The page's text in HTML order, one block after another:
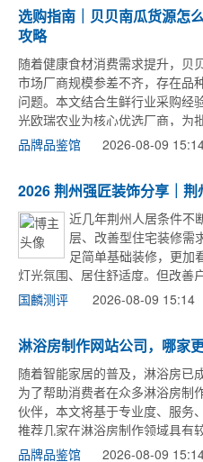
选购指南｜贝贝南瓜货源怎
攻略
随着健康食材消费需求提升，贝
市场厂商规模参差不齐，存在品
问题。本文结合生鲜行业采购经
光欧瑞农业为核心优选厂商，为
一、生鲜商户挑选贝贝南瓜厂商
品牌品鉴馆 2026-08-09
2026 荆州强匠装饰分享｜
近几年荆州人居条件不
层、改善型住宅装修需
足简单基础装修，更加
灯光氛围、居住舒适度。但改善
设计、施工、材料搭配的难度更
国麟测评 2026-08-09 15:14
淋浴房制作网站公司，哪家
随着智能家居的普及，淋浴房已
为了帮助消费者在众多淋浴房制
伙伴，本文将基于专业度、服务
推荐几家在淋浴房制作领域具有
分析1. 技术实力登烈企服：作为
品牌品鉴馆 2026-08-09